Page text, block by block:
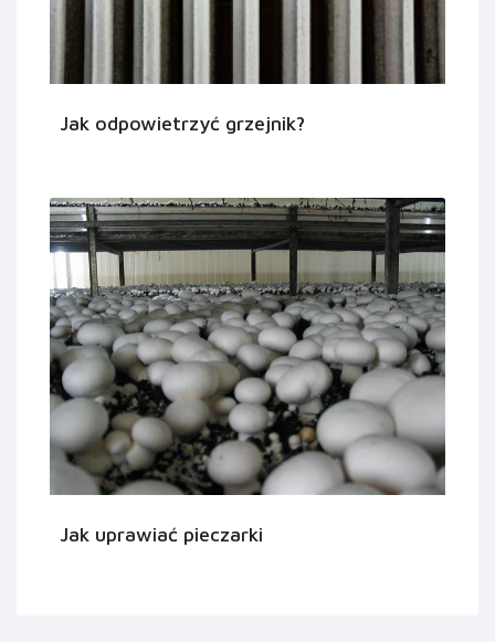
Jak odpowietrzyć grzejnik?
Jak uprawiać pieczarki